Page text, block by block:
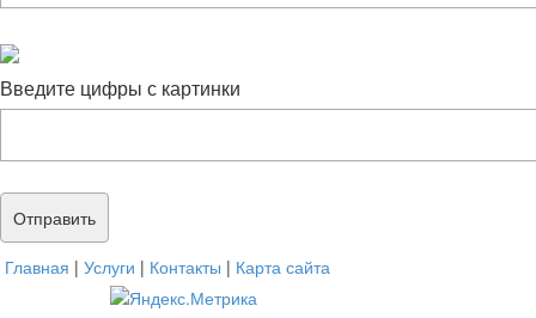
Введите цифры с картинки
Главная | Услуги | Контакты | Карта сайта